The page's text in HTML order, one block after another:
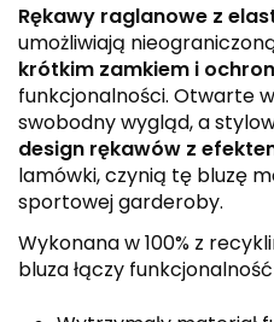
Rękawy raglanowe z
umożliwiają
krótkim zamkiem i
funkcjonalności. Otwarte
swobodny wygląd, a
design rękawów z
lamówki, czynią tę bluzę
sportowej garderoby.
Wykonana w 100% z
bluza łączy